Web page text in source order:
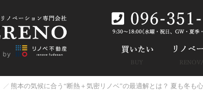
熊本の気候に合う“断熱＋気密リノベ”の最適解とは？ 夏も冬も